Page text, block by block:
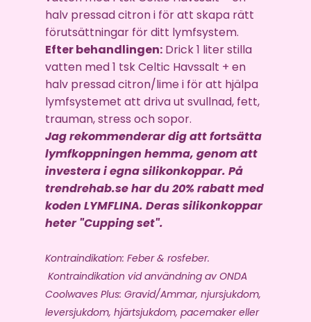
halv pressad citron i för att skapa rätt
förutsättningar för ditt lymfsystem.
Efter behandlingen: Drick 1 liter stilla
vatten med 1 tsk Celtic Havssalt + en
halv pressad citron/lime i för att hjälpa
lymfsystemet att driva ut svullnad, fett,
trauman, stress och sopor.
Jag rekommenderar dig att fortsätta
lymfkoppningen hemma, genom att
investera i egna silikonkoppar. På
trendrehab.se har du 20% rabatt med
koden LYMFLINA. Deras silikonkoppar
heter "Cupping set".
Kontraindikation: Feber & rosfeber.
Kontraindikation vid användning av ONDA
Coolwaves Plus: Gravid/Ammar, njursjukdom,
leversjukdom, hjärtsjukdom, pacemaker eller